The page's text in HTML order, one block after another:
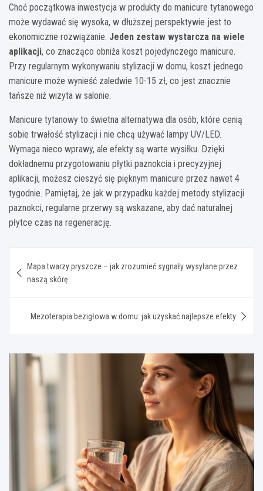
Choć początkowa inwestycja w produkty do manicure tytanowego
może wydawać się wysoka, w dłuższej perspektywie jest to
ekonomiczne rozwiązanie. Jeden zestaw wystarcza na wiele
aplikacji, co znacząco obniża koszt pojedynczego manicure.
Przy regularnym wykonywaniu stylizacji w domu, koszt jednego
manicure może wynieść zaledwie 10-15 zł, co jest znacznie
tańsze niż wizyta w salonie.
Manicure tytanowy to świetna alternatywa dla osób, które cenią
sobie trwałość stylizacji i nie chcą używać lampy UV/LED.
Wymaga nieco wprawy, ale efekty są warte wysiłku. Dzięki
dokładnemu przygotowaniu płytki paznokcia i precyzyjnej
aplikacji, możesz cieszyć się pięknym manicure przez nawet 4
tygodnie. Pamiętaj, że jak w przypadku każdej metody stylizacji
paznokci, regularne przerwy są wskazane, aby dać naturalnej
płytce czas na regenerację.
wpisu
Mapa twarzy pryszcze – jak zrozumieć sygnały wysyłane przez
naszą skórę
Mezoterapia bezigłowa w domu: jak uzyskać najlepsze efekty